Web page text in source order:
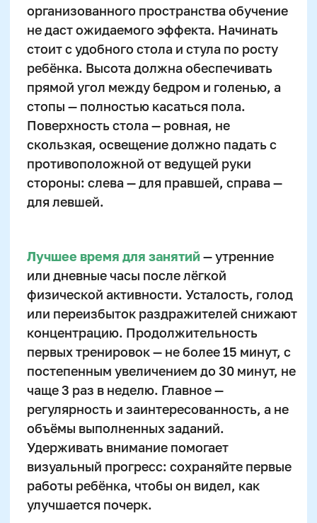
Email
+7
Промокод:
информационных материалов
Отправить
Нажимая на кнопку, вы даете согласие на обработку
и распространение персональных данных
Еще больше полезных
материалов, статей и
советов для родителей —
в нашем закрытом